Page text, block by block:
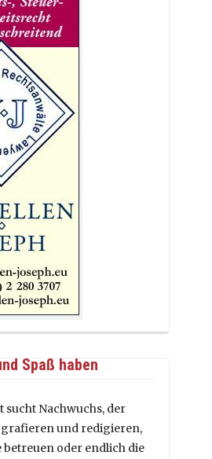
Spaß haben
Nachwuchs, der
und redigieren,
betreuen oder endlich die